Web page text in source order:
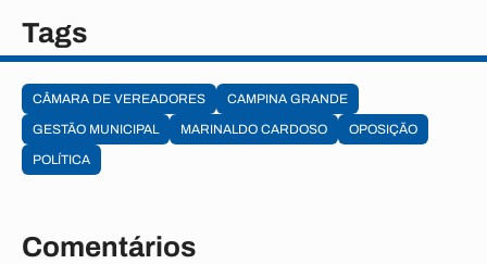
Tags
CÂMARA DE VEREADORES
CAMPINA GRANDE
GESTÃO MUNICIPAL
MARINALDO CARDOSO
OPOSIÇÃO
POLÍTICA
Comentários